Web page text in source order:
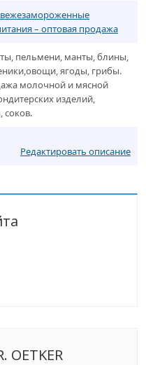
– оптовая продажа
пельмени, манты, блины,
ягоды, грибы.
молочной и мясной
изделий,
соков.
Редактировать описание
OETKER